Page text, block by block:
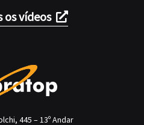
os vídeos
445 – 13º Andar